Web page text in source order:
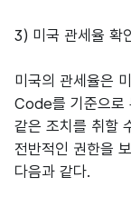
3) 미국 관세율 확
미국의 관세율은
Code를 기준으로
같은 조치를 취할
전반적인 권한을
다음과 같다.